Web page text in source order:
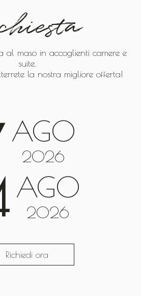
al maso in accoglienti camere e
suite.
la nostra migliore offerta!
AGO
2026
AGO
2026
Richiedi ora